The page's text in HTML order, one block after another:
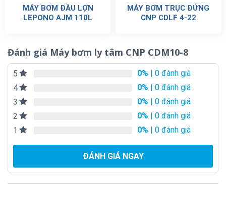
MÁY BƠM ĐẦU LỢN
LEPONO AJM 110L
MÁY BƠM TRỤC ĐỨNG
CNP CDLF 4-22
Đánh giá Máy bơm ly tâm CNP CDM10-8
5 0% | 0 đánh giá
4
0% | 0 đánh giá
3
0% | 0 đánh giá
2
0% | 0 đánh giá
1
0% | 0 đánh giá
ĐÁNH GIÁ NGAY